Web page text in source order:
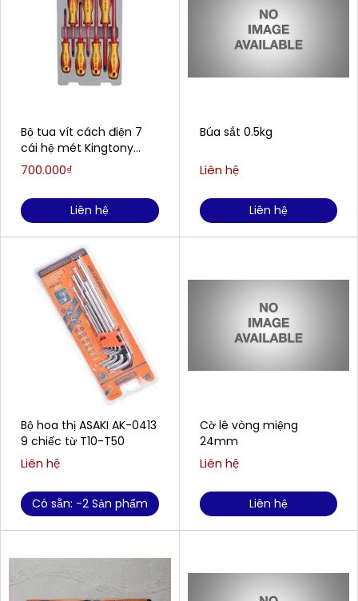
Bộ tua vít cách điện 7
cái hệ mét Kingtony
30617MR
700.000₫
Liên hệ
Bộ hoa thị ASAKI AK-0413
9 chiếc từ T10-T50
Liên hệ
Có sẵn: -2 Sản phẩm
Búa sắt 0.5kg
Liên hệ
Liên hệ
Cờ lê vòng miệng
24mm
Liên hệ
Liên hệ